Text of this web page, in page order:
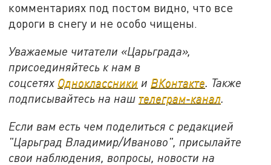
комментариях под постом видно, что все
дороги в снегу и не особо чищены.
Уважаемые читатели «Царьграда»,
присоединяйтесь к нам в
соцсетях Одноклассники и ВКонтакте. Также
подписывайтесь на наш телеграм-канал.
Если вам есть чем поделиться с редакцией
"Царьград Владимир/Иваново", присылайте
свои наблюдения, вопросы, новости на